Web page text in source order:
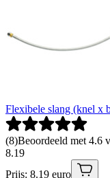
Flexibele slang (knel x
(8)Beoordeeld met 4.6
8.19
Prijs: 8.19 euro